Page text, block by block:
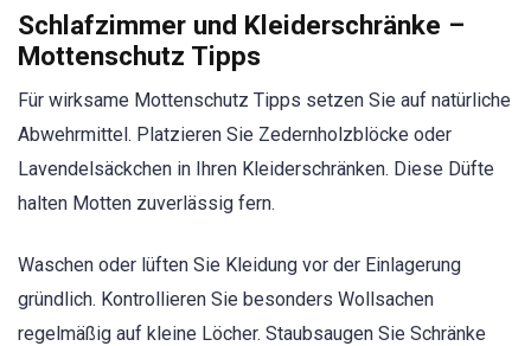
Schlafzimmer und Kleiderschränke –
Mottenschutz Tipps
Für wirksame Mottenschutz Tipps setzen Sie auf natürliche
Abwehrmittel. Platzieren Sie Zedernholzblöcke oder
Lavendelsäckchen in Ihren Kleiderschränken. Diese Düfte
halten Motten zuverlässig fern.
Waschen oder lüften Sie Kleidung vor der Einlagerung
gründlich. Kontrollieren Sie besonders Wollsachen
regelmäßig auf kleine Löcher. Staubsaugen Sie Schränke